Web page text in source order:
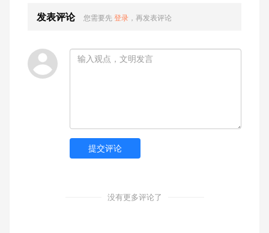
发表评论 您需要先 登录 ，再发表评论
提交评论
没有更多评论了